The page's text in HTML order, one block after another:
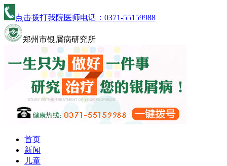
点击拨打我院医师电话： 0371-55159988
郑州市银屑病研究所
首页
新闻
儿童